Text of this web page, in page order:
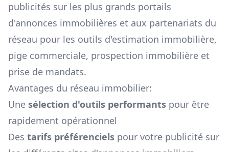
publicités sur les plus grands portails
d'annonces immobilières et aux partenariats du
réseau pour les outils d'estimation immobilière,
pige commerciale, prospection immobilière et
prise de mandats.
Avantages du réseau immobilier:
Une sélection d'outils performants pour être
rapidement opérationnel
Des tarifs préférenciels pour votre publicité sur